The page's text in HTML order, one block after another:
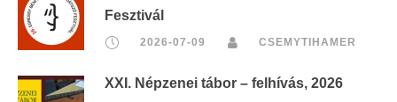
Fesztivál
2026-07-09 CSEMYTIHAMER
XXI. Népzenei tábor – felhívás, 2026